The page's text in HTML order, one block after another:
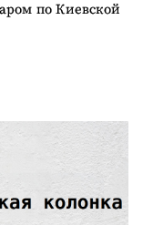
по Киевской